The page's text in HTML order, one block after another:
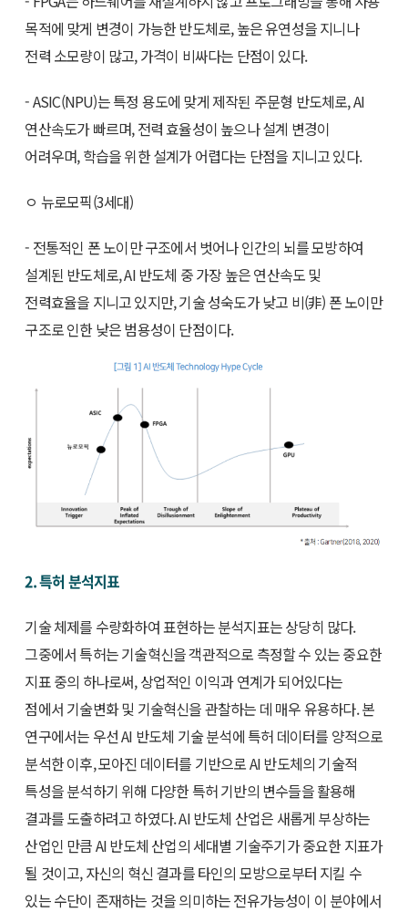
목적에 맞게 변경이 가능한 반도체로, 높은 유연성을 지니나
전력 소모량이 많고, 가격이 비싸다는 단점이 있다.
- ASIC(NPU)는 특정 용도에 맞게 제작된 주문형 반도체로, AI
연산속도가 빠르며, 전력 효율성이 높으나 설계 변경이
어려우며, 학습을 위한 설계가 어렵다는 단점을 지니고 있다.
ㅇ 뉴로모픽(3세대)
- 전통적인 폰 노이만 구조에서 벗어나 인간의 뇌를 모방하여
설계된 반도체로, AI 반도체 중 가장 높은 연산속도 및
전력효율을 지니고 있지만, 기술 성숙도가 낮고 비(非) 폰 노이만
구조로 인한 낮은 범용성이 단점이다.
2. 특허 분석지표
기술 체제를 수량화하여 표현하는 분석지표는 상당히 많다.
그중에서 특허는 기술혁신을 객관적으로 측정할 수 있는 중요한
지표 중의 하나로써, 상업적인 이익과 연계가 되어있다는
점에서 기술변화 및 기술혁신을 관찰하는 데 매우 유용하다. 본
연구에서는 우선 AI 반도체 기술 분석에 특허 데이터를 양적으로
분석한 이후, 모아진 데이터를 기반으로 AI 반도체의 기술적
특성을 분석하기 위해 다양한 특허 기반의 변수들을 활용해
결과를 도출하려고 하였다. AI 반도체 산업은 새롭게 부상하는
산업인 만큼 AI 반도체 산업의 세대별 기술주기가 중요한 지표가
될 것이고, 자신의 혁신 결과를 타인의 모방으로부터 지킬 수
있는 수단이 존재하는 것을 의미하는 전유가능성이 이 분야에서